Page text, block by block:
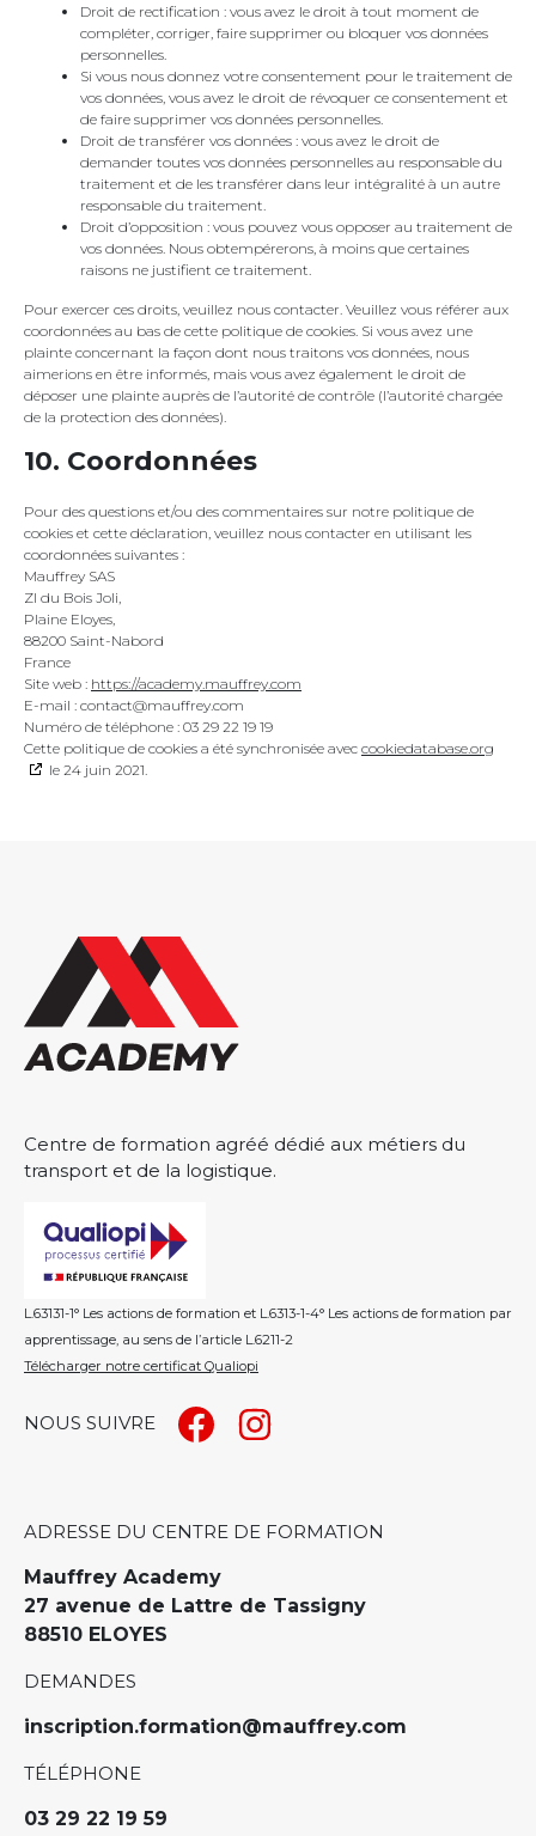
Droit de rectification : vous avez le droit à tout moment de
compléter, corriger, faire supprimer ou bloquer vos données
personnelles.
Si vous nous donnez votre consentement pour le traitement de
vos données, vous avez le droit de révoquer ce consentement et
de faire supprimer vos données personnelles.
Droit de transférer vos données : vous avez le droit de
demander toutes vos données personnelles au responsable du
traitement et de les transférer dans leur intégralité à un autre
responsable du traitement.
Droit d’opposition : vous pouvez vous opposer au traitement de
vos données. Nous obtempérerons, à moins que certaines
raisons ne justifient ce traitement.
Pour exercer ces droits, veuillez nous contacter. Veuillez vous référer aux
coordonnées au bas de cette politique de cookies. Si vous avez une
plainte concernant la façon dont nous traitons vos données, nous
aimerions en être informés, mais vous avez également le droit de
déposer une plainte auprès de l’autorité de contrôle (l’autorité chargée
de la protection des données).
10. Coordonnées
Pour des questions et/ou des commentaires sur notre politique de
cookies et cette déclaration, veuillez nous contacter en utilisant les
coordonnées suivantes :
Mauffrey SAS
ZI du Bois Joli,
Plaine Eloyes,
88200 Saint-Nabord
France
Site web : https://academy.mauffrey.com
E-mail : contact@mauffrey.com
Numéro de téléphone : 03 29 22 19 19
Cette politique de cookies a été synchronisée avec cookiedatabase.org
le 24 juin 2021.
Centre de formation agréé dédié aux métiers du
transport et de la logistique.
L.63131-1° Les actions de formation et L.6313-1-4° Les actions de formation par
apprentissage, au sens de l’article L.6211-2
Télécharger notre certificat Qualiopi
NOUS SUIVRE
ADRESSE DU CENTRE DE FORMATION
Mauffrey Academy
27 avenue de Lattre de Tassigny
88510 ELOYES
DEMANDES
inscription.formation@mauffrey.com
TÉLÉPHONE
03 29 22 19 59